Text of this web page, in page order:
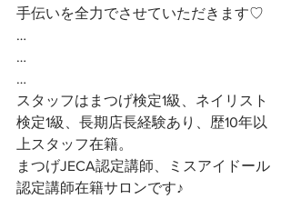
手伝いを全力でさせていただきます♡
…
…
…
スタッフはまつげ検定1級、ネイリスト
検定1級、長期店長経験あり、歴10年以
上スタッフ在籍。
まつげJECA認定講師、ミスアイドール
認定講師在籍サロンです♪